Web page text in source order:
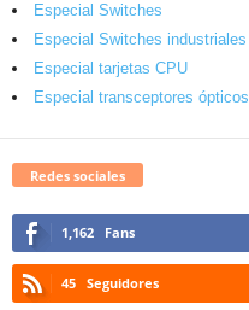
Especial Switches
Especial Switches industriales
Especial tarjetas CPU
Especial transceptores ópticos
Redes sociales
1,162 Fans
45 Seguidores